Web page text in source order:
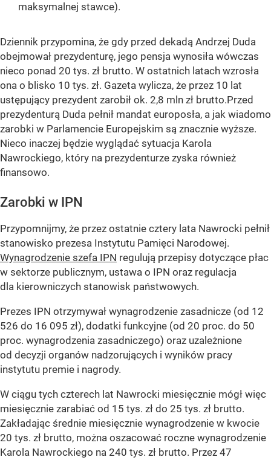
maksymalnej stawce).
Dziennik przypomina, że gdy przed dekadą Andrzej Duda
obejmował prezydenturę, jego pensja wynosiła wówczas
nieco ponad 20 tys. zł brutto. W ostatnich latach wzrosła
ona o blisko 10 tys. zł. Gazeta wylicza, że przez 10 lat
ustępujący prezydent zarobił ok. 2,8 mln zł brutto.Przed
prezydenturą Duda pełnił mandat europosła, a jak wiadomo
zarobki w Parlamencie Europejskim są znacznie wyższe.
Nieco inaczej będzie wyglądać sytuacja Karola
Nawrockiego, który na prezydenturze zyska również
finansowo.
Zarobki w IPN
Przypomnijmy, że przez ostatnie cztery lata Nawrocki pełnił
stanowisko prezesa Instytutu Pamięci Narodowej.
Wynagrodzenie szefa IPN regulują przepisy dotyczące płac
w sektorze publicznym, ustawa o IPN oraz regulacja
dla kierowniczych stanowisk państwowych.
Prezes IPN otrzymywał wynagrodzenie zasadnicze (od 12
526 do 16 095 zł), dodatki funkcyjne (od 20 proc. do 50
proc. wynagrodzenia zasadniczego) oraz uzależnione
od decyzji organów nadzorujących i wyników pracy
instytutu premie i nagrody.
W ciągu tych czterech lat Nawrocki miesięcznie mógł więc
miesięcznie zarabiać od 15 tys. zł do 25 tys. zł brutto.
Zakładając średnie miesięcznie wynagrodzenie w kwocie
20 tys. zł brutto, można oszacować roczne wynagrodzenie
Karola Nawrockiego na 240 tys. zł brutto. Przez 47